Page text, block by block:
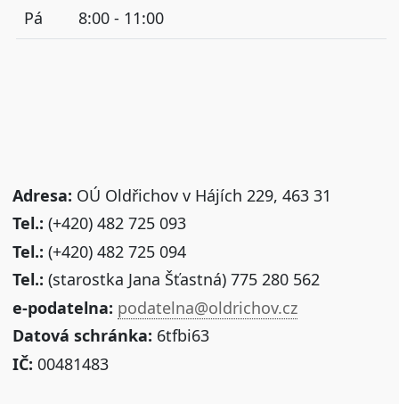
Pá
8:00 - 11:00
Adresa: OÚ Oldřichov v Hájích 229, 463 31
Tel.: (+420) 482 725 093
Tel.: (+420) 482 725 094
Tel.: (starostka Jana Šťastná) 775 280 562
e-podatelna: podatelna@oldrichov.cz
Datová schránka: 6tfbi63
IČ: 00481483